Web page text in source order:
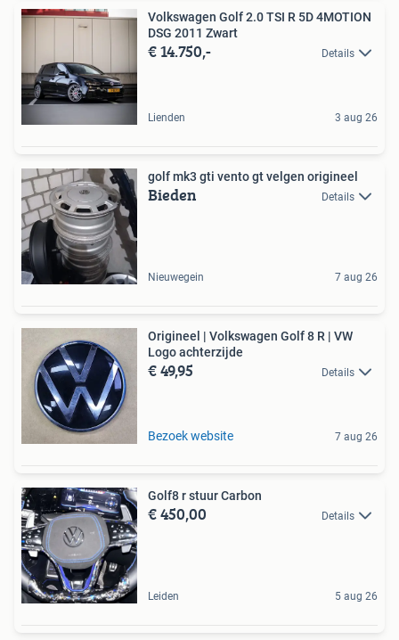
Volkswagen Golf 2.0 TSI R 5D 4MOTION
DSG 2011 Zwart
€ 14.750,- Details
Lienden 3 aug 26
golf mk3 gti vento gt velgen origineel
Bieden Details
Nieuwegein 7 aug 26
Origineel | Volkswagen Golf 8 R | VW
Logo achterzijde
€ 49,95 Details
Bezoek website 7 aug 26
Golf8 r stuur Carbon
€ 450,00 Details
Leiden 5 aug 26